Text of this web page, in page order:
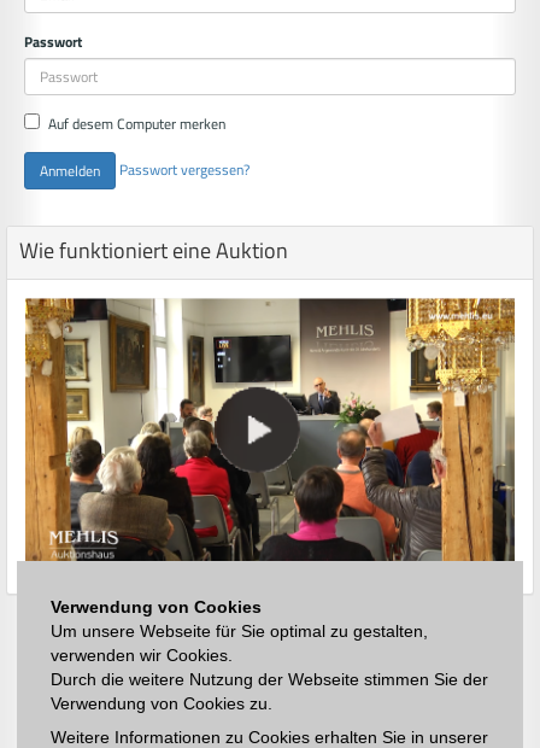
Verwendung von Cookies
Um unsere Webseite für Sie optimal zu gestalten,
verwenden wir Cookies.
Durch die weitere Nutzung der Webseite stimmen Sie der
Verwendung von Cookies zu.
Weitere Informationen zu Cookies erhalten Sie in unserer
Passwort
Auf desem Computer merken
Anmelden Passwort vergessen?
Wie funktioniert eine Auktion